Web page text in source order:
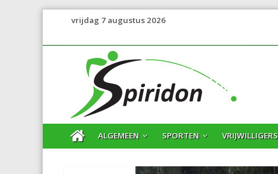
vrijdag 7 augustus 2026
ALGEMEEN SPORTEN VRIJWILLIGERS